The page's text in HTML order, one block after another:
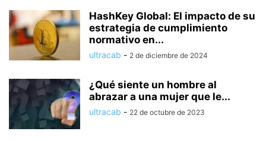
HashKey Global: El impacto de su
estrategia de cumplimiento
normativo en...
ultracab - 2 de diciembre de 2024
¿Qué siente un hombre al
abrazar a una mujer que le...
ultracab - 22 de octubre de 2023